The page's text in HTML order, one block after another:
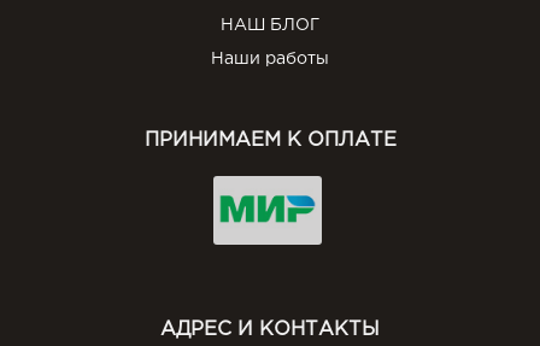
НАШ БЛОГ
Наши работы
ПРИНИМАЕМ К ОПЛАТЕ
АДРЕС И КОНТАКТЫ